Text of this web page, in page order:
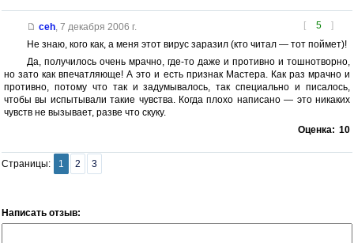
[ 5 ]
ceh, 7 декабря 2006 г.
Не знаю, кого как, а меня этот вирус заразил (кто читал — тот поймет)!
Да, получилось очень мрачно, где-то даже и противно и тошнотворно,
но зато как впечатляюще! А это и есть признак Мастера. Как раз мрачно и
противно, потому что так и задумывалось, так специально и писалось,
чтобы вы испытывали такие чувства. Когда плохо написано — это никаких
чувств не вызывает, разве что скуку.
Оценка: 10
Страницы: 1 2 3
Написать отзыв: